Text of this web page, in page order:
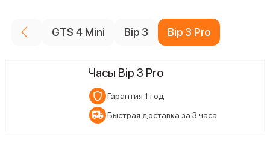
GTS 4 Mini Bip 3 Bip 3 Pro
Часы Bip 3 Pro
Гарантия 1 год
Быстрая доставка за 3 часа